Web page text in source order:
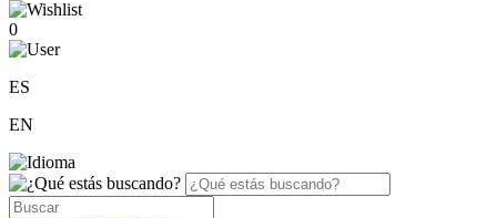
0
ES
EN